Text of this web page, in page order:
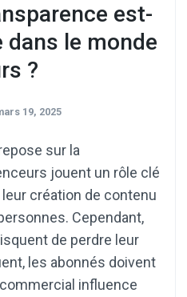
est-
dans le monde
?
19, 2025
sur la
jouent un rôle clé
création de contenu
Cependant,
de perdre leur
les abonnés doivent
influence